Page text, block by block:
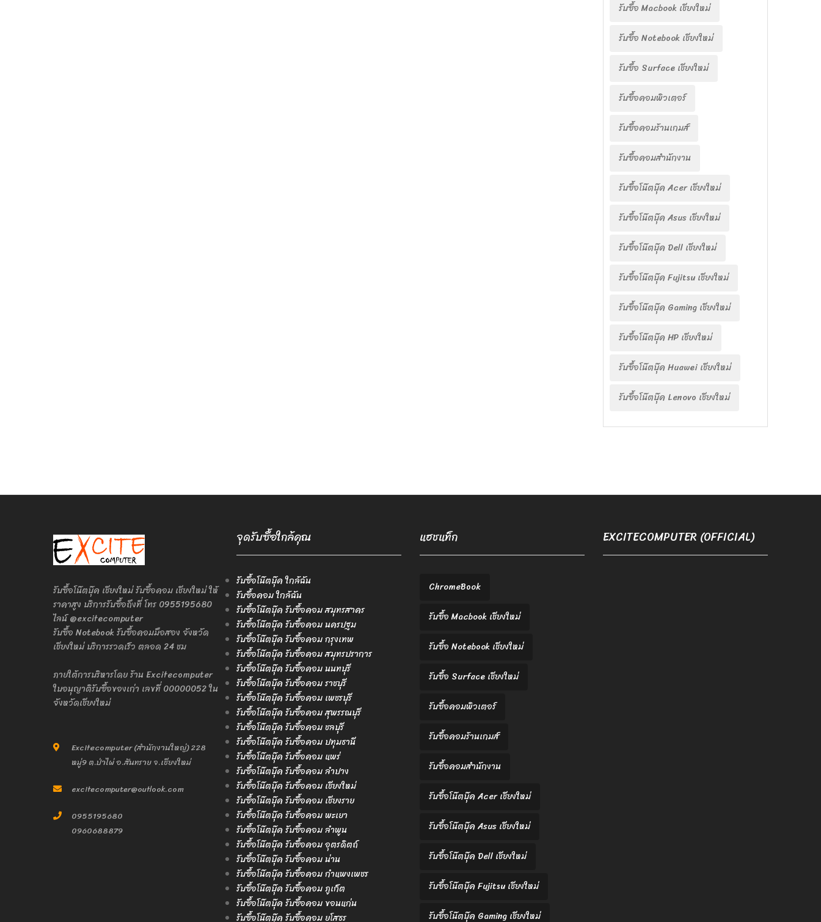
รับซื้อ Macbook เชียงใหม่
รับซื้อ Notebook เชียงใหม่
รับซื้อ Surface เชียงใหม่
รับซื้อคอมพิวเตอร์
รับซื้อคอมร้านเกมส์
รับซื้อคอมสำนักงาน
รับซื้อโน๊ตบุ๊ค Acer เชียงใหม่
รับซื้อโน๊ตบุ๊ค Asus เชียงใหม่
รับซื้อโน๊ตบุ๊ค Dell เชียงใหม่
รับซื้อโน๊ตบุ๊ค Fujitsu เชียงใหม่
รับซื้อโน๊ตบุ๊ค Gaming เชียงใหม่
รับซื้อโน๊ตบุ๊ค HP เชียงใหม่
รับซื้อโน๊ตบุ๊ค Huawei เชียงใหม่
รับซื้อโน๊ตบุ๊ค Lenovo เชียงใหม่
รับซื้อโน๊ตบุ๊ค เชียงใหม่ รับซื้อคอม เชียงใหม่ ให้
ราคาสูง บริการรับซื้อถึงที่ โทร 0955195680
ไลน์ @excitecomputer
รับซื้อ Notebook รับซื้อคอมมือสอง จังหวัด
เชียงใหม่ บริการรวดเร็ว ตลอด 24 ชม
ภายใต้การบริหารโดย ร้าน Excitecomputer
ใบอนุญาติรับซื้อของเก่า เลขที่ 00000052 ใน
จังหวัดเชียงใหม่
Excitecomputer (สำนักงานใหญ่) 228
หมู่9 ต.ป่าไผ่ อ.สันทราย จ.เชียงใหม่
excitecomputer@outlook.com
0955195680
0960688879
จุดรับซื้อใกล้คุณ
รับซื้อโน๊ตบุ๊ค ใกล้ฉัน
รับซื้อคอม ใกล้ฉัน
รับซื้อโน๊ตบุ๊ค รับซื้อคอม สมุทรสาคร
รับซื้อโน๊ตบุ๊ค รับซื้อคอม นครปฐม
รับซื้อโน๊ตบุ๊ค รับซื้อคอม กรุงเทพ
รับซื้อโน๊ตบุ๊ค รับซื้อคอม สมุทรปราการ
รับซื้อโน๊ตบุ๊ค รับซื้อคอม นนทบุรี
รับซื้อโน๊ตบุ๊ค รับซื้อคอม ราชบุรี
รับซื้อโน๊ตบุ๊ค รับซื้อคอม เพชรบุรี
รับซื้อโน๊ตบุ๊ค รับซื้อคอม สุพรรณบุรี
รับซื้อโน๊ตบุ๊ค รับซื้อคอม ชลบุรี
รับซื้อโน๊ตบุ๊ค รับซื้อคอม ปทุมธานี
รับซื้อโน๊ตบุ๊ค รับซื้อคอม แพร่
รับซื้อโน๊ตบุ๊ค รับซื้อคอม ลำปาง
รับซื้อโน๊ตบุ๊ค รับซื้อคอม เชียงใหม่
รับซื้อโน๊ตบุ๊ค รับซื้อคอม เชียงราย
รับซื้อโน๊ตบุ๊ค รับซื้อคอม พะเยา
รับซื้อโน๊ตบุ๊ค รับซื้อคอม ลำพูน
รับซื้อโน๊ตบุ๊ค รับซื้อคอม อุตรดิตถ์
รับซื้อโน๊ตบุ๊ค รับซื้อคอม น่าน
รับซื้อโน๊ตบุ๊ค รับซื้อคอม กำแพงเพชร
รับซื้อโน๊ตบุ๊ค รับซื้อคอม ภูเก็ต
รับซื้อโน๊ตบุ๊ค รับซื้อคอม ขอนแก่น
รับซื้อโน๊ตบุ๊ค รับซื้อคอม ยโสธร
แฮชแท็ก
ChromeBook
รับซื้อ Macbook เชียงใหม่
รับซื้อ Notebook เชียงใหม่
รับซื้อ Surface เชียงใหม่
รับซื้อคอมพิวเตอร์
รับซื้อคอมร้านเกมส์
รับซื้อคอมสำนักงาน
รับซื้อโน๊ตบุ๊ค Acer เชียงใหม่
รับซื้อโน๊ตบุ๊ค Asus เชียงใหม่
รับซื้อโน๊ตบุ๊ค Dell เชียงใหม่
รับซื้อโน๊ตบุ๊ค Fujitsu เชียงใหม่
รับซื้อโน๊ตบุ๊ค Gaming เชียงใหม่
EXCITECOMPUTER (OFFICIAL)